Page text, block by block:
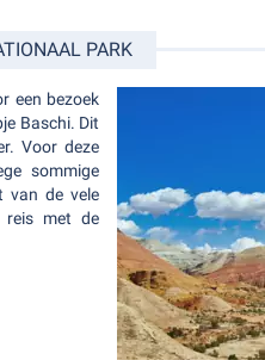
PARK
een bezoek
Baschi. Dit
Voor deze
sommige
van de vele
reis met de